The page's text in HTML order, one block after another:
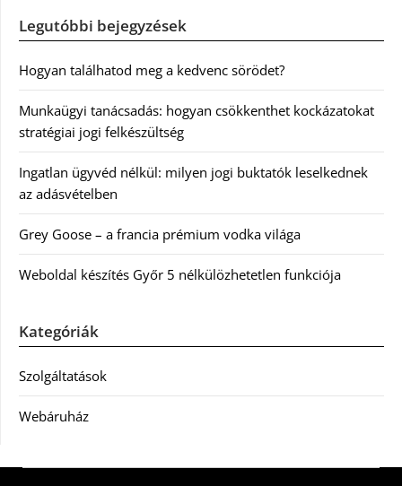
Legutóbbi bejegyzések
Hogyan találhatod meg a kedvenc sörödet?
Munkaügyi tanácsadás: hogyan csökkenthet kockázatokat
stratégiai jogi felkészültség
Ingatlan ügyvéd nélkül: milyen jogi buktatók leselkednek
az adásvételben
Grey Goose – a francia prémium vodka világa
Weboldal készítés Győr 5 nélkülözhetetlen funkciója
Kategóriák
Szolgáltatások
Webáruház